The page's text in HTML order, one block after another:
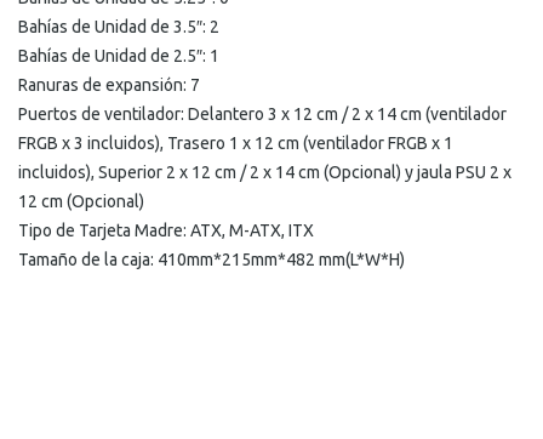
Bahías de Unidad de 3.5″: 2
Bahías de Unidad de 2.5″: 1
Ranuras de expansión: 7
Puertos de ventilador: Delantero 3 x 12 cm / 2 x 14 cm (ventilador
FRGB x 3 incluidos), Trasero 1 x 12 cm (ventilador FRGB x 1
incluidos), Superior 2 x 12 cm / 2 x 14 cm (Opcional) y jaula PSU 2 x
12 cm (Opcional)
Tipo de Tarjeta Madre: ATX, M-ATX, ITX
Tamaño de la caja: 410mm*215mm*482 mm(L*W*H)